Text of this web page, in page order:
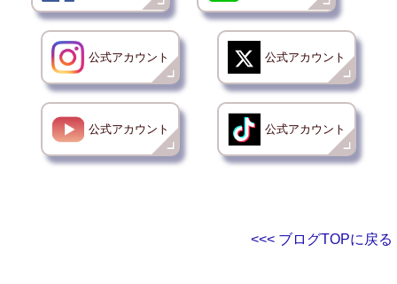
公式アカウント 公式アカウント
公式アカウント 公式アカウント
<<< ブログTOPに戻る